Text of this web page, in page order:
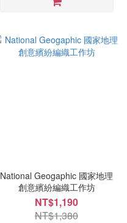
National Geogaphic 國家地理
創意繽紛編織工作坊
NT$1,190
NT$1,380